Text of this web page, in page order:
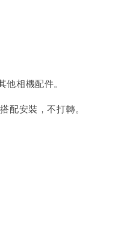
他相機配件。
配安裝，不打轉。